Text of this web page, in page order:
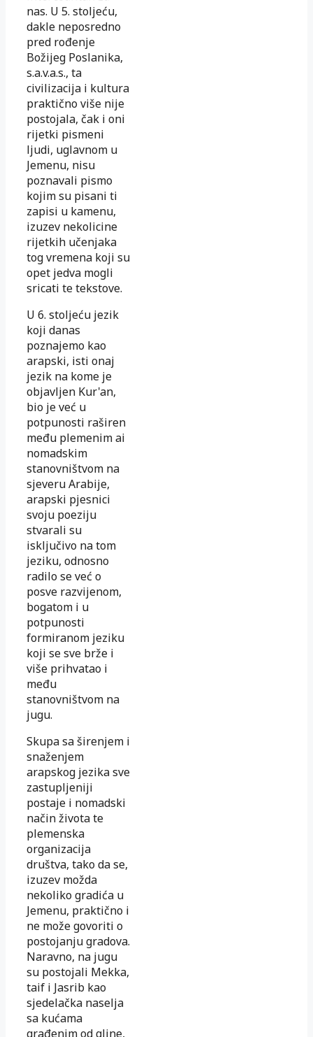
nas. U 5. stoljeću,
dakle neposredno
pred rođenje
Božijeg Poslanika,
s.a.v.a.s., ta
civilizacija i kultura
praktično više nije
postojala, čak i oni
rijetki pismeni
ljudi, uglavnom u
Jemenu, nisu
poznavali pismo
kojim su pisani ti
zapisi u kamenu,
izuzev nekolicine
rijetkih učenjaka
tog vremena koji su
opet jedva mogli
sricati te tekstove.
U 6. stoljeću jezik
koji danas
poznajemo kao
arapski, isti onaj
jezik na kome je
objavljen Kur'an,
bio je već u
potpunosti raširen
među plemenim ai
nomadskim
stanovništvom na
sjeveru Arabije,
arapski pjesnici
svoju poeziju
stvarali su
isključivo na tom
jeziku, odnosno
radilo se već o
posve razvijenom,
bogatom i u
potpunosti
formiranom jeziku
koji se sve brže i
više prihvatao i
među
stanovništvom na
jugu.
Skupa sa širenjem i
snaženjem
arapskog jezika sve
zastupljeniji
postaje i nomadski
način života te
plemenska
organizacija
društva, tako da se,
izuzev možda
nekoliko gradića u
Jemenu, praktično i
ne može govoriti o
postojanju gradova.
Naravno, na jugu
su postojali Mekka,
taif i Jasrib kao
sjedelačka naselja
sa kućama
građenim od gline,